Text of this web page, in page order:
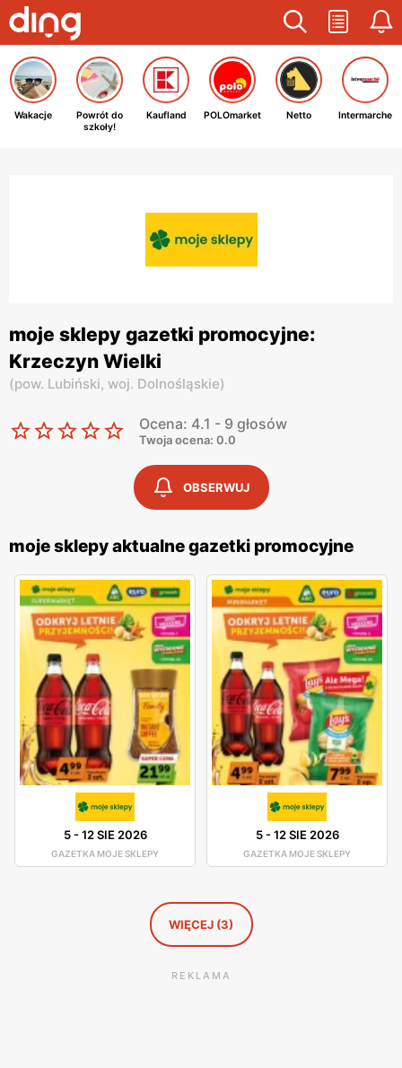
Wakacje
Powrót do
szkoły!
Kaufland POLOmarket Netto Intermarche
moje sklepy gazetki promocyjne:
Krzeczyn Wielki
(pow. Lubiński, woj. Dolnośląskie)
Ocena: 4.1 - 9 głosów
Twoja ocena: 0.0
OBSERWUJ
moje sklepy aktualne gazetki promocyjne
5-12 SIE 2026
GAZETKA MOJE SKLEPY
5-12 SIE 2026
GAZETKA MOJE SKLEPY
WIĘCEJ (3)
REKLAMA